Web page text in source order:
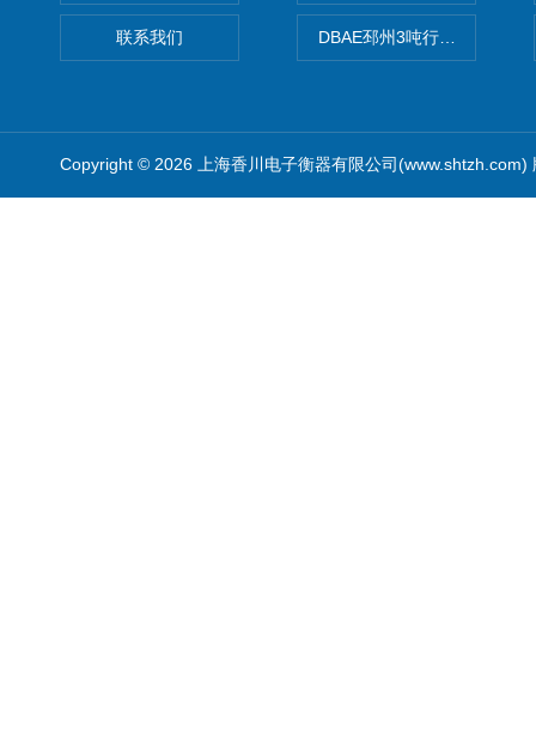
联系我们 DBAE邳州3吨行车电子吊秤
Copyright © 2026 上海香川电子衡器有限公司(www.shtzh.com)